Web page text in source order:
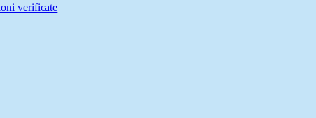
verificate